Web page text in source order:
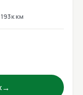
193к км
→